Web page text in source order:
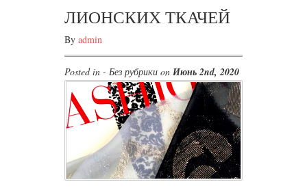
ЛИОНСКИХ ТКАЧЕЙ
By admin
Posted in - Без рубрики on Июнь 2nd, 2020